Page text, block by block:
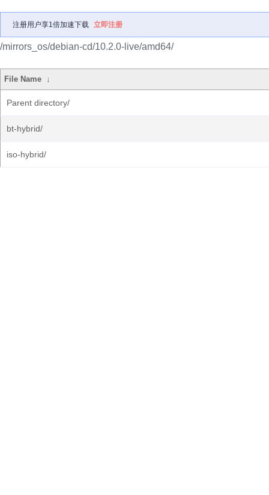
注册用户享1倍加速下载 立即注册
/mirrors_os/debian-cd/10.2.0-live/amd64/
File Name ↓
Parent directory/
bt-hybrid/
iso-hybrid/